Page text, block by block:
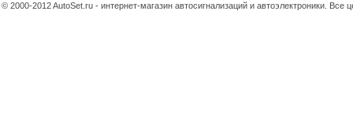
© 2000-2012 AutoSet.ru - интернет-магазин автосигнализаций и автоэлектроники. Все